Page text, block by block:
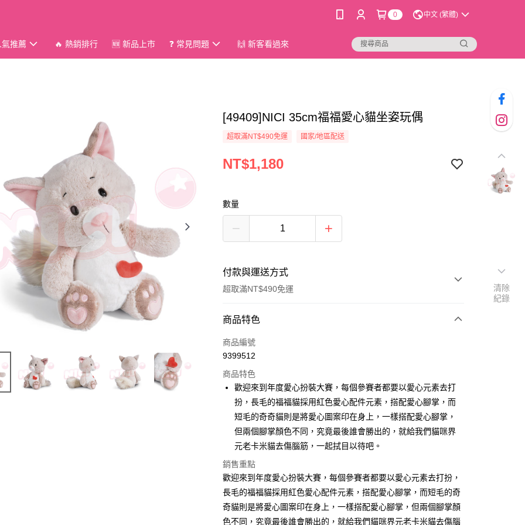
0 中文 (繁體)
推薦 🔥 熱銷排行 🆕 新品上市 ❓ 常見問題 🙌 新客看過來
[49409]NICI 35cm福福愛心貓坐姿玩偶
超取滿NT$490免運 國家/地區配送
NT$1,180
數量
付款與運送方式
超取滿NT$490免運
付款方式
信用卡一次付款
LINE Pay
Apple Pay
街口支付
悠遊付
AFTEE先享後付
相關說明
【關於「AFTEE先享後付」】
AFTEE先享後付是「在收到商品之後才付款」的支付方式。 讓您購物簡單
便利好安心！
ATM付款
商品特色
商品編號
9399512
商品特色
歡迎來到年度愛心扮裝大賽，每個參賽者都要以愛心元素去打
扮，長毛的福福貓採用紅色愛心配件元素，搭配愛心腳掌，而
短毛的奇奇貓則是將愛心圖案印在身上，一樣搭配愛心腳掌，
但兩個腳掌顏色不同，究竟最後誰會勝出的，就給我們貓咪界
元老卡米貓去傷腦筋，一起拭目以待吧。
銷售重點
歡迎來到年度愛心扮裝大賽，每個參賽者都要以愛心元素去打扮，
長毛的福福貓採用紅色愛心配件元素，搭配愛心腳掌，而短毛的奇
奇貓則是將愛心圖案印在身上，一樣搭配愛心腳掌，但兩個腳掌顏
色不同，究竟最後誰會勝出的，就給我們貓咪界元老卡米貓去傷腦
清除
紀錄